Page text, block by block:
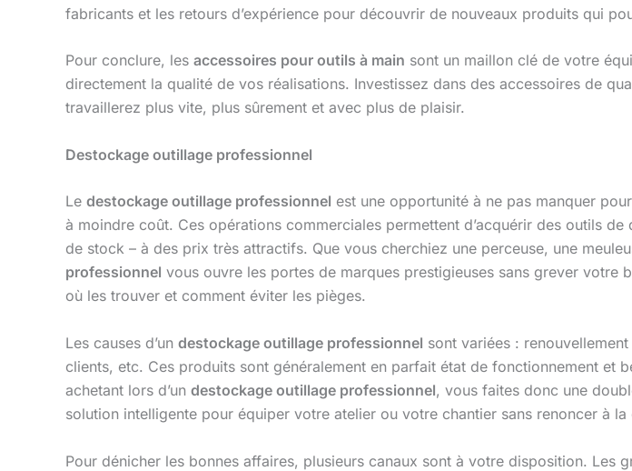
fabricants et les retours d’expérience pour découvrir de nouveaux produits qui
Pour conclure, les accessoires pour outils à main sont un maillon clé de votre
directement la qualité de vos réalisations. Investissez dans des accessoires de
travaillerez plus vite, plus sûrement et avec plus de plaisir.
Destockage outillage professionnel
Le destockage outillage professionnel est une opportunité à ne pas manquer
à moindre coût. Ces opérations commerciales permettent d’acquérir des outils
de stock – à des prix très attractifs. Que vous cherchiez une perceuse, une
professionnel vous ouvre les portes de marques prestigieuses sans grever
où les trouver et comment éviter les pièges.
Les causes d’un destockage outillage professionnel sont variées :
clients, etc. Ces produits sont généralement en parfait état de fonctionnement et
achetant lors d’un destockage outillage professionnel, vous faites donc une
solution intelligente pour équiper votre atelier ou votre chantier sans renoncer à la
Pour dénicher les bonnes affaires, plusieurs canaux sont à votre disposition. Les